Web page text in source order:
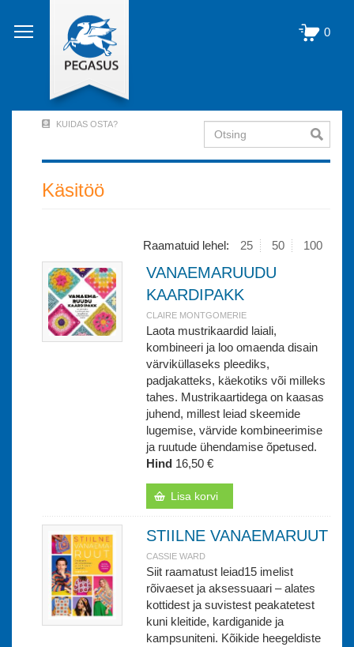
edasi
põhisisu
0
Account
Menu
KUIDAS OSTA? Otsing
Käsitöö
Raamatuid lehel: 25 50 100
VANAEMARUUDU
KAARDIPAKK
CLAIRE MONTGOMERIE
Laota mustrikaardid laiali,
kombineeri ja loo omaenda disain
värviküllaseks pleediks,
padjakatteks, käekotiks või milleks
tahes. Mustrikaartidega on kaasas
juhend, millest leiad skeemide
lugemise, värvide kombineerimise
ja ruutude ühendamise õpetused.
Hind 16,50 €
Lisa korvi
STIILNE VANAEMARUUT
CASSIE WARD
Siit raamatust leiad15 imelist
rõivaeset ja aksessuaari – alates
kottidest ja suvistest peakatetest
kuni kleitide, kardiganide ja
kampsuniteni. Kõikide heegeldiste